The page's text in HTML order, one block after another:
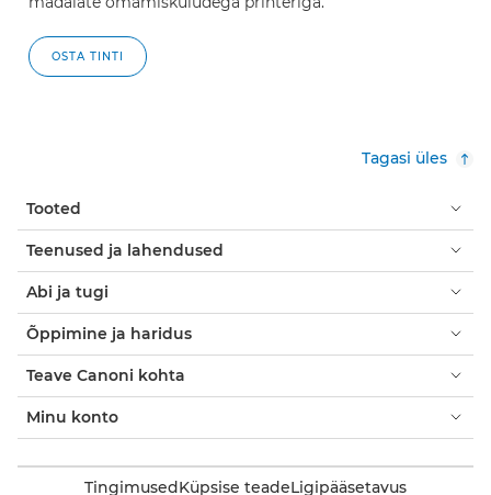
OSTA TINTI
Tagasi üles
Tooted
Teenused ja lahendused
Abi ja tugi
Õppimine ja haridus
Teave Canoni kohta
Minu konto
TingimusedKüpsise teadeLigipääsetavus